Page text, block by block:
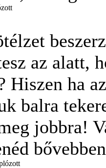
az alatt,
Hiszen ha
balra
jobbra!